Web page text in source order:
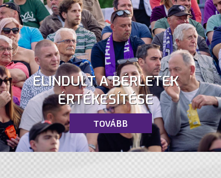
ELINDULT A BÉRLETEK
ÉRTÉKESÍTÉSE
TOVÁBB